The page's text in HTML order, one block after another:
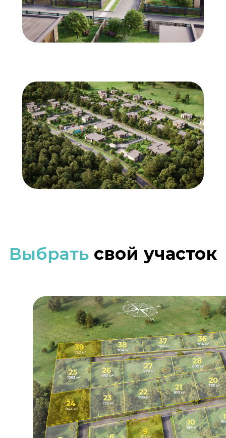
Выбрать свой участок